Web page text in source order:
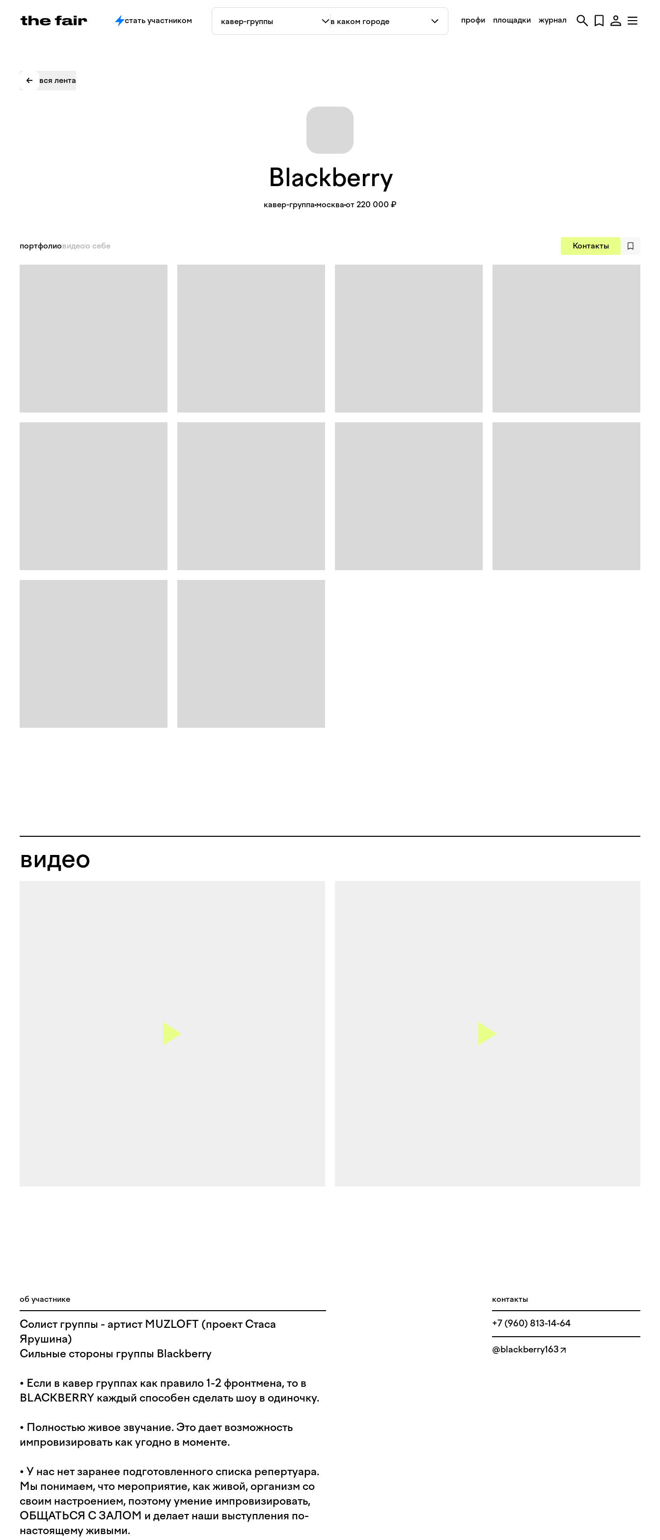
профи площадки журнал
стать участником
вся лента
Blackberry
кавер-группа москва от 220 000 ₽
портфолиовидеоо себе Контакты
видео
об участнике
Солист группы - артист MUZLOFT (проект Стаса
Ярушина)
Сильные стороны группы Blackberry
• Если в кавер группах как правило 1-2 фронтмена, то в
BLACKBERRY каждый способен сделать шоу в одиночку.
• Полностью живое звучание. Это дает возможность
импровизировать как угодно в моменте.
• У нас нет заранее подготовленного списка репертуара.
Мы понимаем, что мероприятие, как живой, организм со
своим настроением, поэтому умение импровизировать,
ОБЩАТЬСЯ С ЗАЛОМ и делает наши выступления по-
настоящему живыми.
контакты
+7 (960) 813-14-64
@blackberry163